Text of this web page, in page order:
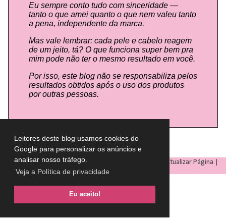
Leitores deste blog usamos cookies do
Google para personalizar os anúncios e
analisar nosso tráfego.
Veja a Política de privacidade
Eu aceito!
Eu sempre conto tudo com sinceridade —
tanto o que amei quanto o que nem valeu tanto
a pena, independente da marca.
Mas vale lembrar: cada pele e cabelo reagem
de um jeito, tá? O que funciona super bem pra
mim pode não ter o mesmo resultado em você.
Por isso, este blog não se responsabiliza pelos
resultados obtidos após o uso dos produtos
por outras pessoas.
LULU ON THE SKY - Todos os direitos reservados © | Atualizar Página